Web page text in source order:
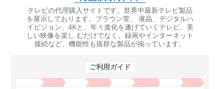
テレビの代理購入サイトです。世界中最新テレビ製品
を展示しております。ブラウン管、 液晶、デジタルハ
イビジョン、4Kと、年々進化を遂げていくテレビ。美
しい映像を楽し むだけでなく、録画やインターネット
接続など、機能性も抜群な製品が揃っています。
ご利用ガイド